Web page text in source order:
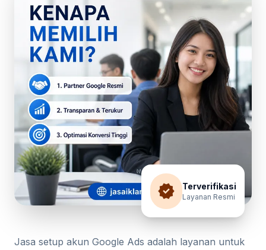
verified Terverifikasi
Layanan Resmi
Jasa setup akun Google Ads adalah layanan untuk